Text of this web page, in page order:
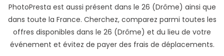
PhotoPresta est aussi présent dans le 26 (Drôme) ainsi que
dans toute la France. Cherchez, comparez parmi toutes les
offres disponibles dans le 26 (Drôme) et du lieu de votre
événement et évitez de payer des frais de déplacements.